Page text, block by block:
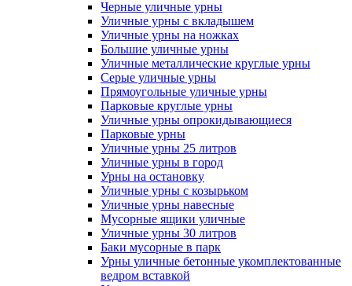
Черные уличные урны
Уличные урны с вкладышем
Уличные урны на ножках
Большие уличные урны
Уличные металлические круглые урны
Серые уличные урны
Прямоугольные уличные урны
Парковые круглые урны
Уличные урны опрокидывающиеся
Парковые урны
Уличные урны 25 литров
Уличные урны в город
Урны на остановку
Уличные урны с козырьком
Уличные урны навесные
Мусорные ящики уличные
Уличные урны 30 литров
Баки мусорные в парк
Урны уличные бетонные укомплектованные
ведром вставкой